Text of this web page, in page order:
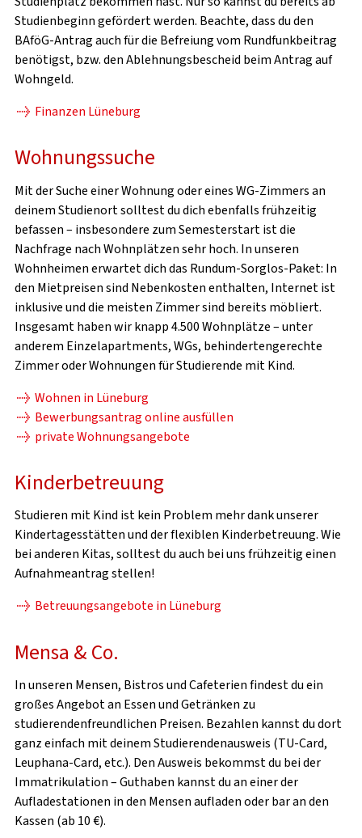
Studienbeginn gefördert werden. Beachte, dass du den
BAföG-Antrag auch für die Befreiung vom Rundfunkbeitrag
benötigst, bzw. den Ablehnungsbescheid beim Antrag auf
Wohngeld.
Finanzen Lüneburg
Wohnungssuche
Mit der Suche einer Wohnung oder eines WG-Zimmers an
deinem Studienort solltest du dich ebenfalls frühzeitig
befassen – insbesondere zum Semesterstart ist die
Nachfrage nach Wohnplätzen sehr hoch. In unseren
Wohnheimen erwartet dich das Rundum-Sorglos-Paket: In
den Mietpreisen sind Nebenkosten enthalten, Internet ist
inklusive und die meisten Zimmer sind bereits möbliert.
Insgesamt haben wir knapp 4.500 Wohnplätze – unter
anderem Einzelapartments, WGs, behindertengerechte
Zimmer oder Wohnungen für Studierende mit Kind.
Wohnen in Lüneburg
Bewerbungsantrag online ausfüllen
private Wohnungsangebote
Kinderbetreuung
Studieren mit Kind ist kein Problem mehr dank unserer
Kindertagesstätten und der flexiblen Kinderbetreuung. Wie
bei anderen Kitas, solltest du auch bei uns frühzeitig einen
Aufnahmeantrag stellen!
Betreuungsangebote in Lüneburg
Mensa & Co.
In unseren Mensen, Bistros und Cafeterien findest du ein
großes Angebot an Essen und Getränken zu
studierendenfreundlichen Preisen. Bezahlen kannst du dort
ganz einfach mit deinem Studierendenausweis (TU-Card,
Leuphana-Card, etc.). Den Ausweis bekommst du bei der
Immatrikulation – Guthaben kannst du an einer der
Aufladestationen in den Mensen aufladen oder bar an den
Kassen (ab 10 €).